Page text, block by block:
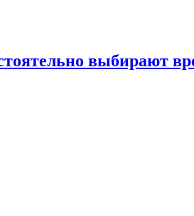
выбирают